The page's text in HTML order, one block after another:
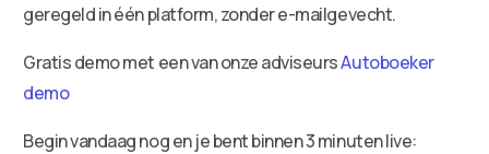
geregeld in één platform, zonder e-mailgevecht.
Gratis demo met een van onze adviseursAutoboeker
demo
Begin vandaag nog en je bent binnen 3 minuten live: